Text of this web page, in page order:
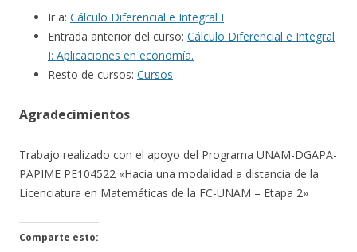
Ir a: Cálculo Diferencial e Integral I
Entrada anterior del curso: Cálculo Diferencial e Integral
I: Aplicaciones en economía.
Resto de cursos: Cursos
Agradecimientos
Trabajo realizado con el apoyo del Programa UNAM-DGAPA-
PAPIME PE104522 «Hacia una modalidad a distancia de la
Licenciatura en Matemáticas de la FC-UNAM – Etapa 2»
Comparte esto: